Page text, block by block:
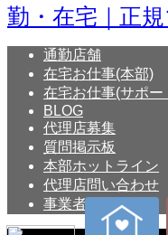
通勤店舗
在宅お仕事(本部)
在宅お仕事(サポー
BLOG
代理店募集
質問掲示板
本部ホットライン
代理店問い合わせ
事業者概要